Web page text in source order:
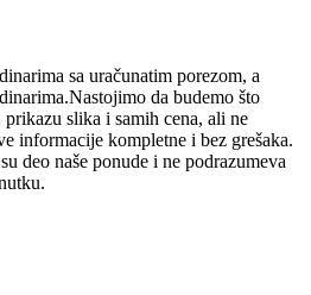
sa uračunatim porezom, a
da budemo što
slika i samih cena, ali ne
informacije kompletne i bez grešaka.
deo naše ponude i ne podrazumeva